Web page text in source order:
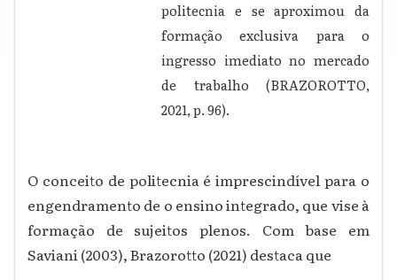
politecnia e se aproximou da
formação exclusiva para o
ingresso imediato no mercado
de trabalho (BRAZOROTTO,
2021, p. 96).
O conceito de politecnia é imprescindível para o
engendramento de o ensino integrado, que vise à
formação de sujeitos plenos. Com base em
Saviani (2003), Brazorotto (2021) destaca que